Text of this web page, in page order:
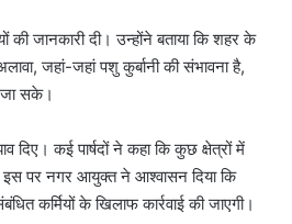
जानकारी दी। उन्होंने बताया कि शहर के
जहां-जहां पशु कुर्बानी की संभावना है,
जा सके।
कई पार्षदों ने कहा कि कुछ क्षेत्रों में
पर नगर आयुक्त ने आश्वासन दिया कि
कर्मियों के खिलाफ कार्रवाई की जाएगी।